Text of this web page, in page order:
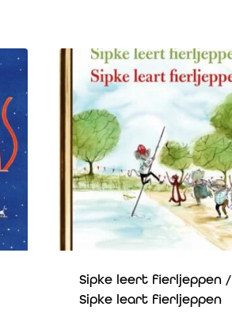
Sipke leert fierljeppen /
Sipke leart fierljeppen